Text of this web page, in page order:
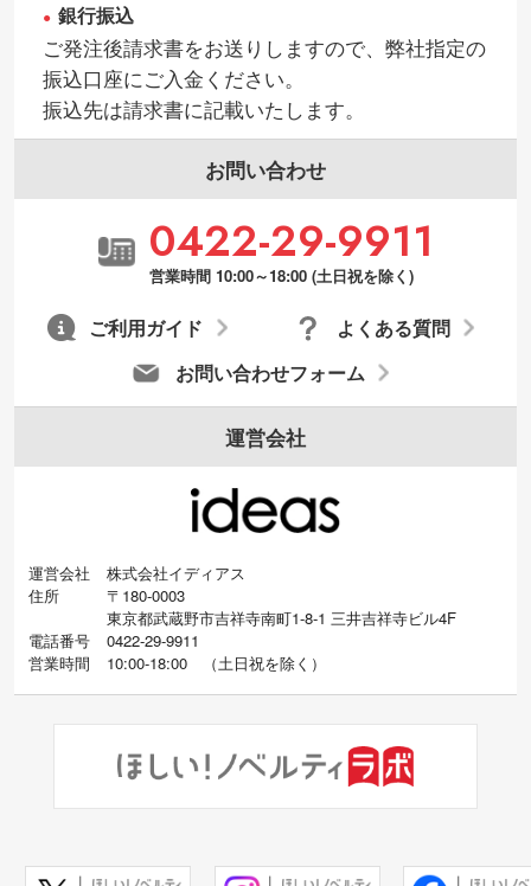
銀行振込
ご発注後請求書をお送りしますので、弊社指定の
振込口座にご入金ください。
振込先は請求書に記載いたします。
お問い合わせ
0422-29-9911
営業時間 10:00～18:00 (土日祝を除く)
お問い合わせフォーム
よくある質問
ご利用ガイド
運営会社
運営会社
株式会社イディアス
住所
〒180-0003
東京都武蔵野市吉祥寺南町1-8-1 三井吉祥寺ビル4F
電話番号
0422-29-9911
営業時間
10:00-18:00 （土日祝を除く）